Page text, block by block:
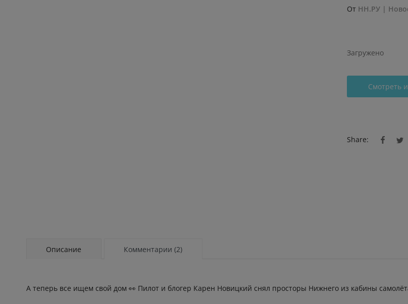
От НН.РУ |
Загружено
Смотреть
Share:
Описание Комментарии (2)
А теперь все ищем свой дом 👀 Пилот и блогер Карен Новицкий снял просторы Нижнего из кабины